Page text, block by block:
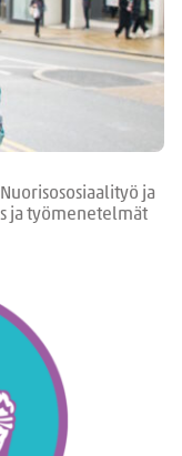
ja
ja työmenetelmät